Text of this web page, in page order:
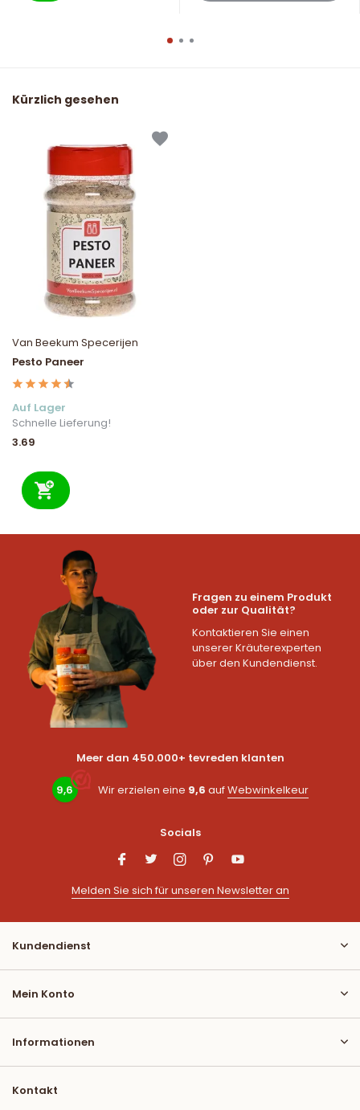
Kürzlich gesehen
Van Beekum Specerijen
Pesto Paneer
Auf Lager
Schnelle Lieferung!
3.69
Fragen zu einem Produkt
oder zur Qualität?
Kontaktieren Sie einen
unserer Kräuterexperten
über den Kundendienst.
Meer dan 450.000+ tevreden klanten
9,6 Wir erzielen eine 9,6 aufWebwinkelkeur
Socials
Melden Sie sich für unseren Newsletter an
Kundendienst
Mein Konto
Informationen
Kontakt